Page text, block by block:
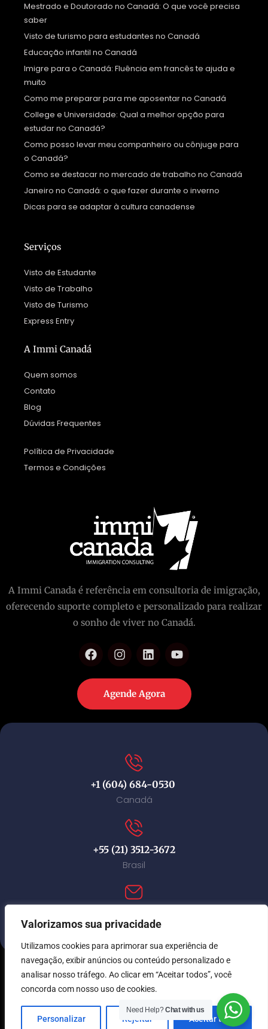
Valorizamos sua privacidade
Utilizamos cookies para aprimorar sua experiência de
navegação, exibir anúncios ou conteúdo personalizado e
analisar nosso tráfego. Ao clicar em “Aceitar todos”, você
concorda com nosso uso de cookies.
Personalizar Rejeitar Aceitar tudo
Mestrado e Doutorado no Canadá: O que você precisa
saber
Visto de turismo para estudantes no Canadá
Educação infantil no Canadá
Imigre para o Canadá: Fluência em francês te ajuda e
muito
Como me preparar para me aposentar no Canadá
College e Universidade: Qual a melhor opção para
estudar no Canadá?
Como posso levar meu companheiro ou cônjuge para
o Canadá?
Como se destacar no mercado de trabalho no Canadá
Janeiro no Canadá: o que fazer durante o inverno
Dicas para se adaptar à cultura canadense
Serviços
Visto de Estudante
Visto de Trabalho
Visto de Turismo
Express Entry
A Immi Canadá
Quem somos
Contato
Blog
Dúvidas Frequentes
Política de Privacidade
Termos e Condições
A Immi Canada é referência em consultoria de imigração,
oferecendo suporte completo e personalizado para realizar
o sonho de viver no Canadá.
Agende Agora
+1 (604) 684-0530
Canadá
+55 (21) 3512-3672
Brasil
© Immi Canada 2026. Todos os direitos reservados.
Need Help?Chat with us